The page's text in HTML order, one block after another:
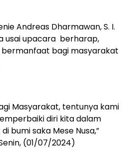
Andreas Dharmawan, S. I.
usai upacara berharap,
bagi masyarakat
Masyarakat, tentunya kami
diri kita dalam
bumi saka Mese Nusa,”
(01/07/2024)